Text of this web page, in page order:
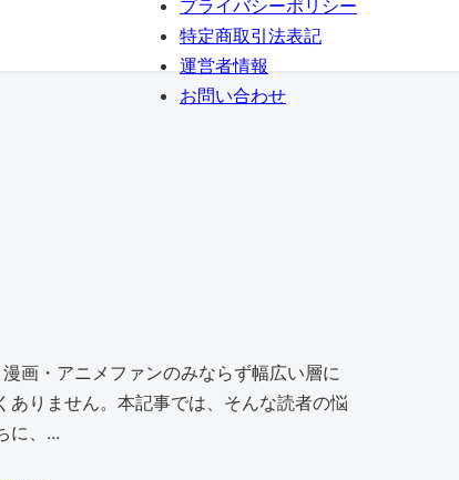
プライバシーポリシー
特定商取引法表記
運営者情報
お問い合わせ
画・アニメファンのみならず幅広い層に
りません。本記事では、そんな読者の悩
に、...